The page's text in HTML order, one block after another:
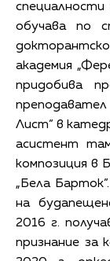
обучава по
академия
придобива
Лист” в
асистент
композиция в
„Бела
на
2016 г.
признание за